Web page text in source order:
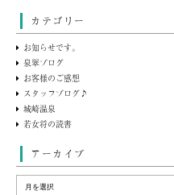
カテゴリー
お知らせです。
泉翠ブログ
お客様のご感想
スタッフブログ♪
城崎温泉
若女将の読書
アーカイブ